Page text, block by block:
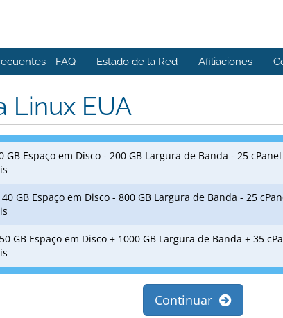
- FAQ Estado de la Red Afiliaciones
Linux EUA
GB Espaço em Disco - 200 GB Largura de Banda - 25
GB Espaço em Disco - 800 GB Largura de Banda - 25
GB Espaço em Disco + 1000 GB Largura de Banda + 35
Continuar